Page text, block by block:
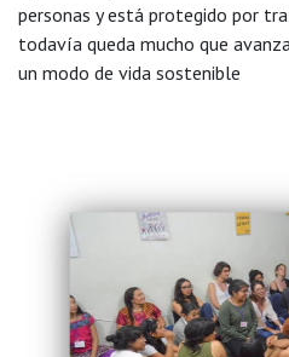
personas y está protegido por
todavía queda mucho que
un modo de vida sostenible